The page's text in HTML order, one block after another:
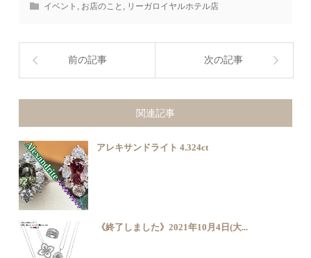
イベント , お店のこと , リーガロイヤルホテル店
前の記事 次の記事
関連記事
アレキサンドライト 4.324ct
《終了しました》2021年10月4日(大...